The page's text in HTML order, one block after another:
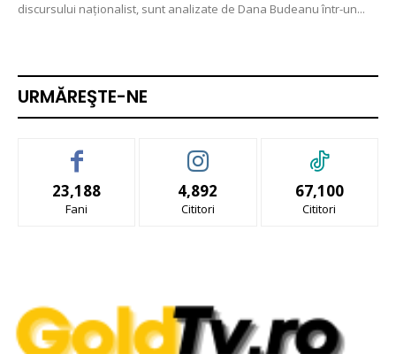
discursului naționalist, sunt analizate de Dana Budeanu într-un...
URMĂREŞTE-NE
23,188
Fani
4,892
Cititori
67,100
Cititori